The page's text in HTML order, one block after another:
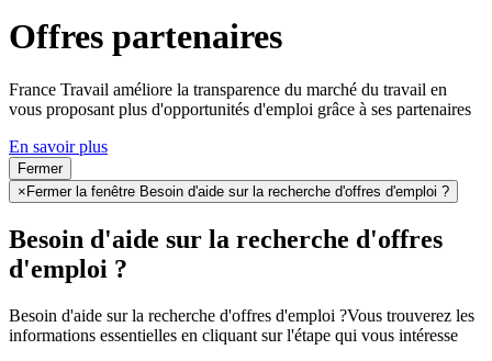
Offres partenaires
France Travail améliore la transparence du marché du travail en
vous proposant plus d'opportunités d'emploi grâce à ses partenaires
En savoir plus
Fermer
× Fermer la fenêtre Besoin d'aide sur la recherche d'offres d'emploi ?
Besoin d'aide sur la recherche d'offres
d'emploi ?
Besoin d'aide sur la recherche d'offres d'emploi ?Vous trouverez les
informations essentielles en cliquant sur l'étape qui vous intéresse